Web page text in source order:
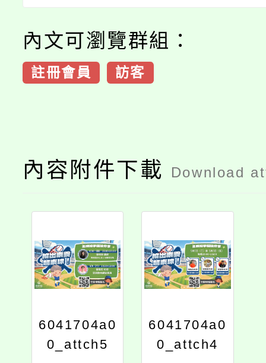
內文可瀏覽群組：
註冊會員 訪客
內容附件下載 Download
6041704a0
0_attch5
6041704a0
0_attch4